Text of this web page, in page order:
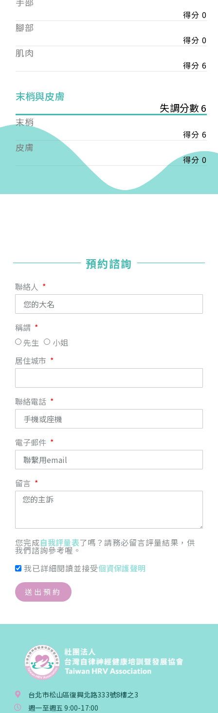
得分 0
腳部
得分 0
肌肉
得分 6
末梢與皮膚
失調分數 6
末梢
得分 6
皮膚
得分 0
預約諮詢
聯絡人
稱謂
先生
小姐
居住城市
聯絡電話
電子郵件
留言
您完成自我評量表了嗎？請務必留言評量結果，供
我們諮詢參考喔。
我已詳細閱讀並接受個資保護聲明
送出預約
台北市松山區復興北路333號8樓之3
週一至週五 9:00-17:00
會審核通過後即通知您進行繳費，繳費資訊如下
【會費】
個人會員:
入會費新臺幣1200元，於會員入會時繳納；常年會
費1200元，於每年度繳納。
費3000元，於每年度繳納。
戶名: 社團法人台灣自律神經健康培訓暨發展協會
帳號: 003-03-501566-2
銀行: (013) 國泰世華 南京東路分行